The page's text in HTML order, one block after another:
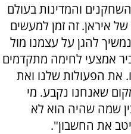
והמדינות בעולם
איראן. זה זמן למעשים
להגן על עצמנו מול
אמצעי לחימה מתקדמים
את הפעולות שלנו ואת
שאנחנו נקבע. מי
שמה שהיה הוא לא
את החשבון".